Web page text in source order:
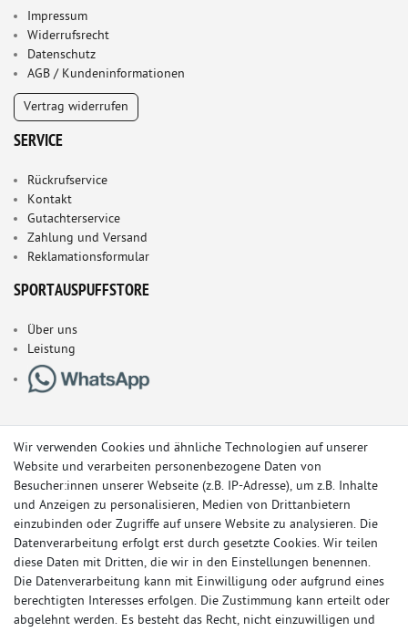
Impressum
Widerrufsrecht
Datenschutz
AGB / Kundeninformationen
Vertrag widerrufen
SERVICE
Rückrufservice
Kontakt
Gutachterservice
Zahlung und Versand
Reklamationsformular
SPORTAUSPUFFSTORE
Über uns
Leistung
© Copyright 2026 Sportauspuff-Store.de - Alle Rechte vorbehalten.
Wir verwenden Cookies und ähnliche Technologien auf unserer
Website und verarbeiten personenbezogene Daten von
Besucher:innen unserer Webseite (z.B. IP-Adresse), um z.B. Inhalte
und Anzeigen zu personalisieren, Medien von Drittanbietern
einzubinden oder Zugriffe auf unsere Website zu analysieren. Die
Datenverarbeitung erfolgt erst durch gesetzte Cookies. Wir teilen
diese Daten mit Dritten, die wir in den Einstellungen benennen.
Die Datenverarbeitung kann mit Einwilligung oder aufgrund eines
berechtigten Interesses erfolgen. Die Zustimmung kann erteilt oder
abgelehnt werden. Es besteht das Recht, nicht einzuwilligen und